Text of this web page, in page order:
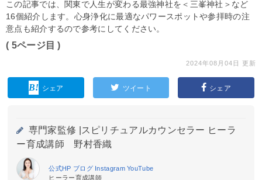
この記事では、関東で人生が変わる最強神社を＜三峯神社＞など
16個紹介します。心身浄化に最適なパワースポットや参拝時の注
意点も紹介するので参考にしてください。
( 5ページ目 )
2024年08月04日 更新
シェア ツイート シェア
専門家監修 |
スピリチュアルカウンセラー ヒーラ
ー育成講師 野村香織
公式HP ブログ InstagramYouTube
ヒーラー育成講師